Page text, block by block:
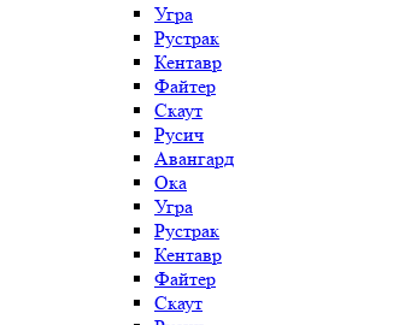
Угра
Рустрак
Кентавр
Файтер
Скаут
Русич
Авангард
Ока
Угра
Рустрак
Кентавр
Файтер
Скаут